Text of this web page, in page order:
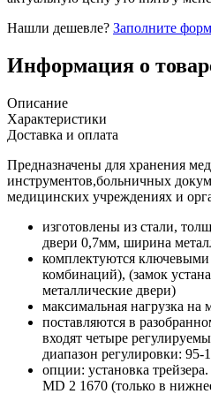
Нашли дешевле? Заполните
Информация о
Описание
Характеристики
Доставка и оплата
Предназначены для хранения
инструментов,больничных
медицинских учреждениях и
изготовлены из стали,
двери 0,7мм, ширина
комплектуются
комбинаций), (замок
металлические двери)
максимальная нагрузка на
поставляются в
входят четыре
диапазон регулировки: 95-
опции: установка
MD 2 1670 (только в